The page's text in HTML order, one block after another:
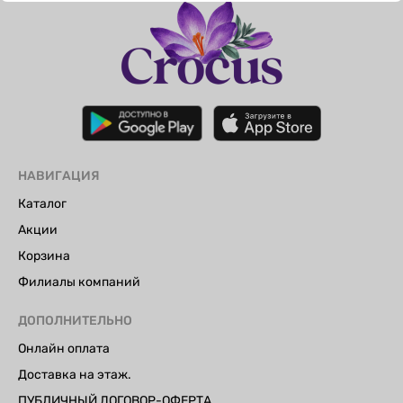
НАВИГАЦИЯ
Каталог
Акции
Корзина
Филиалы компаний
ДОПОЛНИТЕЛЬНО
Онлайн оплата
Доставка на этаж.